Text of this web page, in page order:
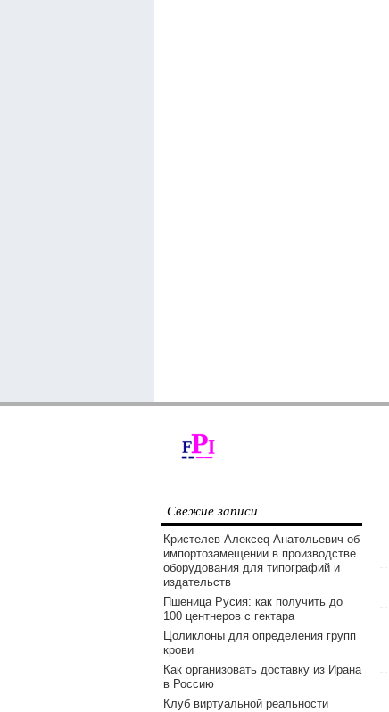
Свежие записи
Кристелев Алексеq Анатольевич об
импортозамещении в производстве
оборудования для типографий и
издательств
Пшеница Русия: как получить до
100 центнеров с гектара
Цоликлоны для определения групп
крови
Как организовать доставку из Ирана
в Россию
Клуб виртуальной реальности